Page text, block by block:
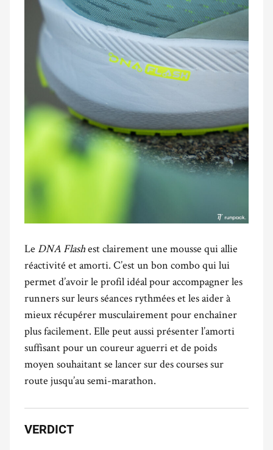
Le DNA Flashest clairement une mousse qui allie
réactivité et amorti. C’est un bon combo qui lui
permet d’avoir le profil idéal pour accompagner les
runners sur leurs séances rythmées et les aider à
mieux récupérer musculairement pour enchaîner
plus facilement. Elle peut aussi présenter l’amorti
suffisant pour un coureur aguerri et de poids
moyen souhaitant se lancer sur des courses sur
route jusqu’au semi-marathon.
VERDICT